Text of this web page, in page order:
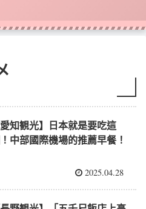
愛知観光】日本就是要吃這
中部國際機場的推薦早餐！
2025.04.28